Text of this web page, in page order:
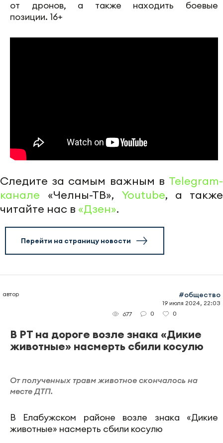
от дронов, а также находить боевые
позиции. 16+
Следите за самым важным в Telegram-
канале «Челны-ТВ», Youtube, а также
читайте нас в «Дзен».
Перейти на страницу новости
автор #общество
19 июля 2024, 22:03
677
0 0
В РТ на дороге возле знака «Дикие
животные» насмерть сбили косулю
От полученных травм животное скончалось на
месте ДТП.
В Елабужском районе возле знака «Дикие
животные» насмерть сбили косулю